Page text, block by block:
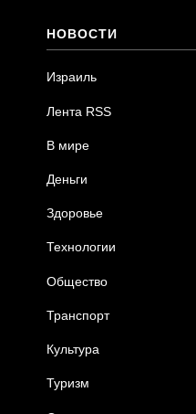
НОВОСТИ
Израиль
Лента RSS
В мире
Деньги
Здоровье
Технологии
Общество
Транспорт
Культура
Туризм